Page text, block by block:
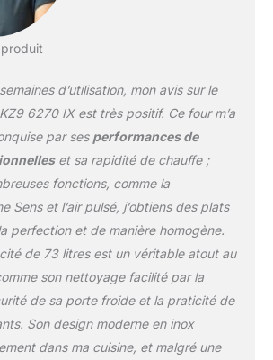
d’utilisation, mon avis sur le
6270 IX est très positif. Ce four m’a
par ses performances de
et sa rapidité de chauffe ;
fonctions, comme la
Sens et l’air pulsé, j’obtiens des plats
perfection et de manière homogène.
de 73 litres est un véritable atout au
son nettoyage facilité par la
de sa porte froide et la praticité de
Son design moderne en inox
dans ma cuisine, et malgré une